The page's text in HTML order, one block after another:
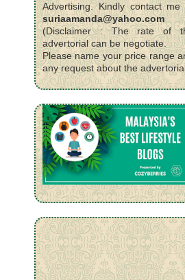
Advertising. Kindly contact me
suriaamanda@yahoo.com
(Disclaimer : The rate of
advertorial can be negotiate.
Please name your price range
any request about the